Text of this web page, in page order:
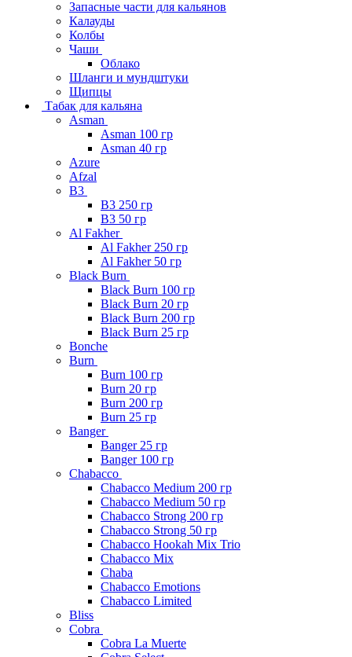
Запасные части для кальянов
Калауды
Колбы
Чаши
Облако
Шланги и мундштуки
Щипцы
Табак для кальяна
Asman
Asman 100 гр
Asman 40 гр
Azure
Afzal
B3
B3 250 гр
B3 50 гр
Al Fakher
Al Fakher 250 гр
Al Fakher 50 гр
Black Burn
Black Burn 100 гр
Black Burn 20 гр
Black Burn 200 гр
Black Burn 25 гр
Bonche
Burn
Burn 100 гр
Burn 20 гр
Burn 200 гр
Burn 25 гр
Banger
Banger 25 гр
Banger 100 гр
Chabacco
Chabacco Medium 200 гр
Chabacco Medium 50 гр
Chabacco Strong 200 гр
Chabacco Strong 50 гр
Chabacco Hookah Mix Trio
Chabacco Mix
Chaba
Chabacco Emotions
Chabacco Limited
Bliss
Cobra
Cobra La Muerte